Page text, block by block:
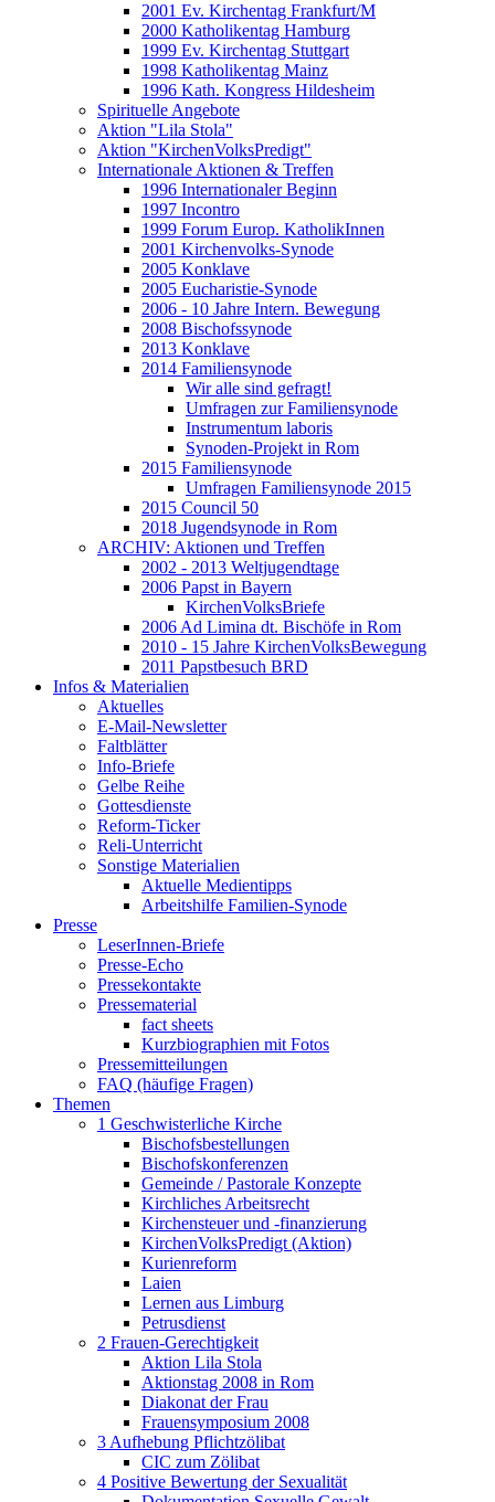
2001 Ev. Kirchentag Frankfurt/M
2000 Katholikentag Hamburg
1999 Ev. Kirchentag Stuttgart
1998 Katholikentag Mainz
1996 Kath. Kongress Hildesheim
Spirituelle Angebote
Aktion "Lila Stola"
Aktion "KirchenVolksPredigt"
Internationale Aktionen & Treffen
1996 Internationaler Beginn
1997 Incontro
1999 Forum Europ. KatholikInnen
2001 Kirchenvolks-Synode
2005 Konklave
2005 Eucharistie-Synode
2006 - 10 Jahre Intern. Bewegung
2008 Bischofssynode
2013 Konklave
2014 Familiensynode
Wir alle sind gefragt!
Umfragen zur Familiensynode
Instrumentum laboris
Synoden-Projekt in Rom
2015 Familiensynode
Umfragen Familiensynode 2015
2015 Council 50
2018 Jugendsynode in Rom
ARCHIV: Aktionen und Treffen
2002 - 2013 Weltjugendtage
2006 Papst in Bayern
KirchenVolksBriefe
2006 Ad Limina dt. Bischöfe in Rom
2010 - 15 Jahre KirchenVolksBewegung
2011 Papstbesuch BRD
Infos & Materialien
Aktuelles
E-Mail-Newsletter
Faltblätter
Info-Briefe
Gelbe Reihe
Gottesdienste
Reform-Ticker
Reli-Unterricht
Sonstige Materialien
Aktuelle Medientipps
Arbeitshilfe Familien-Synode
Presse
LeserInnen-Briefe
Presse-Echo
Pressekontakte
Pressematerial
fact sheets
Kurzbiographien mit Fotos
Pressemitteilungen
FAQ (häufige Fragen)
Themen
1 Geschwisterliche Kirche
Bischofsbestellungen
Bischofskonferenzen
Gemeinde / Pastorale Konzepte
Kirchliches Arbeitsrecht
Kirchensteuer und -finanzierung
KirchenVolksPredigt (Aktion)
Kurienreform
Laien
Lernen aus Limburg
Petrusdienst
2 Frauen-Gerechtigkeit
Aktion Lila Stola
Aktionstag 2008 in Rom
Diakonat der Frau
Frauensymposium 2008
3 Aufhebung Pflichtzölibat
CIC zum Zölibat
4 Positive Bewertung der Sexualität